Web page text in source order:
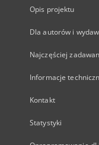
Opis projektu
Dla autorów i
Najczęściej
Informacje
Kontakt
Statystyki